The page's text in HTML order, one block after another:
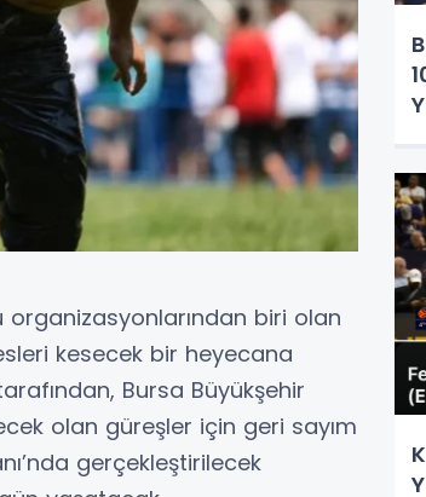
organizasyonlarından biri olan
kesecek bir heyecana
Bursa Büyükşehir
olan güreşler için geri sayım
gerçekleştirilecek